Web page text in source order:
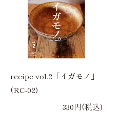
recipe vol.2「イガモノ」
(RC-02)
330円(税込)